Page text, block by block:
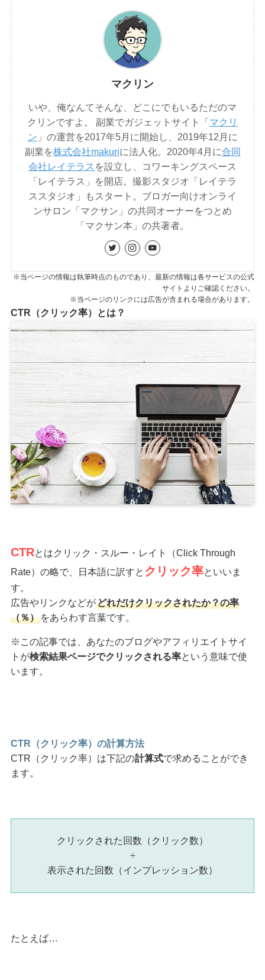
マクリン
いや、俺なんてそんな、どこにでもいるただのマ
クリンですよ。 副業でガジェットサイト「マクリ
ン 」の運営を2017年5月に開始し、2019年12月に
副業を株式会社makuriに法人化。2020年4月に合同
会社レイテラス を設立し、コワーキングスペース
「レイテラス」を開店。撮影スタジオ「レイテラ
ススタジオ」もスタート。ブロガー向けオンライ
ンサロン「マクサン」の共同オーナーをつとめ
「マクサン本」の共著者。
※当ページの情報は執筆時点のものであり、最新の情報は各サービスの公式
サイトよりご確認ください。
※当ページのリンクには広告が含まれる場合があります。
CTR（クリック率）とは？
CTRとはクリック・スルー・レイト（Click Through
Rate）の略で、日本語に訳すと クリック率といいま
す。
広告やリンクなどがどれだけクリックされたか？の率
（％）をあらわす言葉です。
※この記事では、あなたのブログやアフィリエイトサイ
トが検索結果ページでクリックされる率という意味で使
います。
CTR（クリック率）の計算方法
CTR（クリック率）は下記の計算式で求めることができ
ます。
クリックされた回数（クリック数）
÷
表示された回数（インプレッション数）
たとえば…